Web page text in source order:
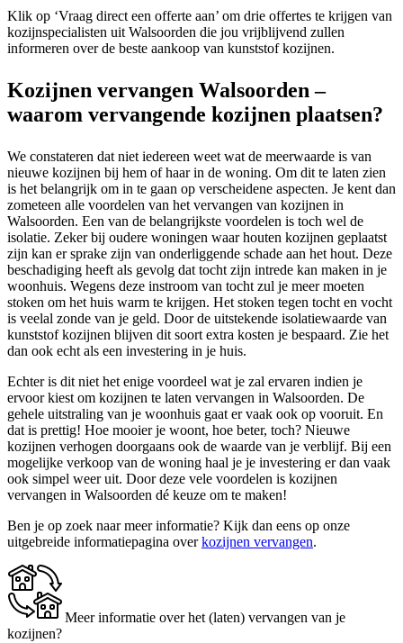
Klik op ‘Vraag direct een offerte aan’ om drie offertes te krijgen van
kozijnspecialisten uit Walsoorden die jou vrijblijvend zullen
informeren over de beste aankoop van kunststof kozijnen.
Kozijnen vervangen Walsoorden –
waarom vervangende kozijnen plaatsen?
We constateren dat niet iedereen weet wat de meerwaarde is van
nieuwe kozijnen bij hem of haar in de woning. Om dit te laten zien
is het belangrijk om in te gaan op verscheidene aspecten. Je kent dan
zometeen alle voordelen van het vervangen van kozijnen in
Walsoorden. Een van de belangrijkste voordelen is toch wel de
isolatie. Zeker bij oudere woningen waar houten kozijnen geplaatst
zijn kan er sprake zijn van onderliggende schade aan het hout. Deze
beschadiging heeft als gevolg dat tocht zijn intrede kan maken in je
woonhuis. Wegens deze instroom van tocht zul je meer moeten
stoken om het huis warm te krijgen. Het stoken tegen tocht en vocht
is veelal zonde van je geld. Door de uitstekende isolatiewaarde van
kunststof kozijnen blijven dit soort extra kosten je bespaard. Zie het
dan ook echt als een investering in je huis.
Echter is dit niet het enige voordeel wat je zal ervaren indien je
ervoor kiest om kozijnen te laten vervangen in Walsoorden. De
gehele uitstraling van je woonhuis gaat er vaak ook op vooruit. En
dat is prettig! Hoe mooier je woont, hoe beter, toch? Nieuwe
kozijnen verhogen doorgaans ook de waarde van je verblijf. Bij een
mogelijke verkoop van de woning haal je je investering er dan vaak
ook simpel weer uit. Door deze vele voordelen is kozijnen
vervangen in Walsoorden dé keuze om te maken!
Ben je op zoek naar meer informatie? Kijk dan eens op onze
uitgebreide informatiepagina overkozijnen vervangen.
Meer informatie over het (laten) vervangen van je
kozijnen?